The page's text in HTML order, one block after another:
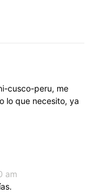
cusco-peru, me
lo que necesito, ya
am